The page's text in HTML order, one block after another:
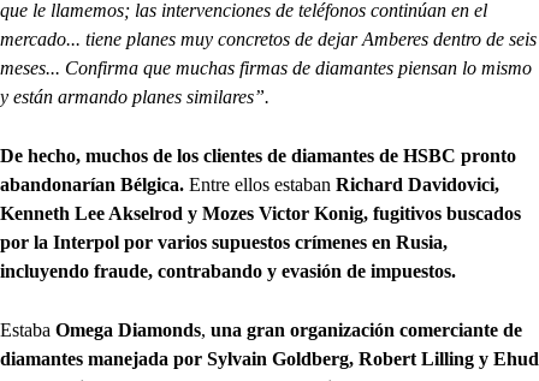
que le llamemos; las intervenciones de teléfonos continúan en el
mercado... tiene planes muy concretos de dejar Amberes dentro de seis
meses... Confirma que muchas firmas de diamantes piensan lo mismo
y están armando planes similares”.
De hecho, muchos de los clientes de diamantes de HSBC pronto
abandonarían Bélgica. Entre ellos estaban Richard Davidovici,
Kenneth Lee Akselrod y Mozes Victor Konig, fugitivos buscados
por la Interpol por varios supuestos crímenes en Rusia,
incluyendo fraude, contrabando y evasión de impuestos.
Estaba Omega Diamonds, una gran organización comerciante de
diamantes manejada por Sylvain Goldberg, Robert Lilling y Ehud